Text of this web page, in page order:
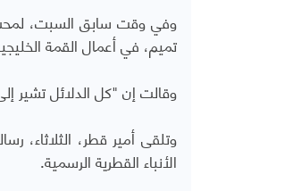
وفي وقت سابق السبت، لمحت
تميم، في أعمال القمة
وقالت إن "كل الدلائل تشير
وتلقى أمير قطر،
الأنباء القطرية الرسمية.